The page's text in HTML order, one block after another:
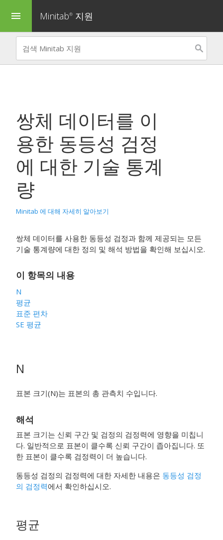
menu Minitab® 지원
쌍체 데이터를 이
용한 동등성 검정
에 대한 기술 통계
량
Minitab 에 대해 자세히 알아보기
쌍체 데이터를 사용한 동등성 검정과 함께 제공되는 모든
기술 통계량에 대한 정의 및 해석 방법을 확인해 보십시오.
이 항목의 내용
N
평균
표준 편차
SE 평균
N
표본 크기(N)는 표본의 총 관측치 수입니다.
해석
표본 크기는 신뢰 구간 및 검정의 검정력에 영향을 미칩니
다. 일반적으로 표본이 클수록 신뢰 구간이 좁아집니다. 또
한 표본이 클수록 검정력이 더 높습니다.
동등성 검정의 검정력에 대한 자세한 내용은 동등성 검정
의 검정력에서 확인하십시오.
평균